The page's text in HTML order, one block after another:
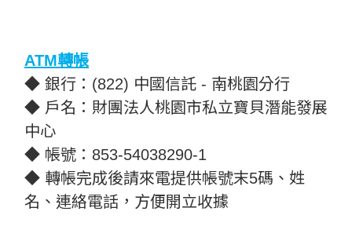
ATM轉帳
◆ 銀行：(822) 中國信託 - 南桃園分行
◆ 戶名：財團法人桃園市私立寶貝潛能發展
中心
◆ 帳號：853-54038290-1
◆ 轉帳完成後請來電提供帳號末5碼、姓
名、連絡電話，方便開立收據